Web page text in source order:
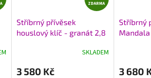
D
R
A
ZDARMA
Stříbrný přívěsek
houslový klíč - granát 2,8
SKLADEM
3 580 Kč
Stříbrný
3 680